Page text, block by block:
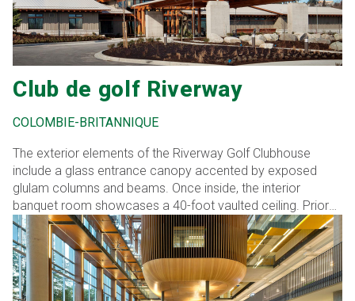
Club de golf Riverway
COLOMBIE-BRITANNIQUE
The exterior elements of the Riverway Golf Clubhouse
include a glass entrance canopy accented by exposed
glulam columns and beams. Once inside, the interior
banquet room showcases a 40-foot vaulted ceiling. Prior
to construction, Bird faced the challenge of coordinating
the tight fit of the complex geothermal, mechanical, and
electrical systems beneath the building. The […]